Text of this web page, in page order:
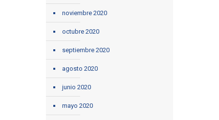
noviembre 2020
octubre 2020
septiembre 2020
agosto 2020
junio 2020
mayo 2020